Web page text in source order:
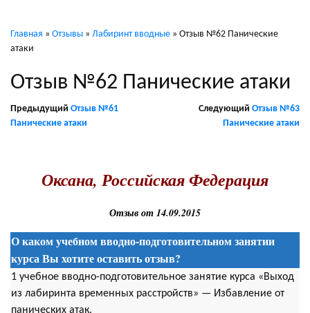
Главная » Отзывы » Лабиринт вводные » Отзыв №62 Панические
атаки
Отзыв №62 Панические атаки
Предыдущий Отзыв №61
Панические атаки
Следующий Отзыв №63
Панические атаки
Оксана, Российская Федерация
Отзыв от 14.09.2015
О каком учебном вводно-подготовительном занятии
курса Вы хотите оставить отзыв?
1 учебное вводно-подготовительное занятие курса «Выход
из лабиринта временных расстройств» — Избавление от
панических атак.